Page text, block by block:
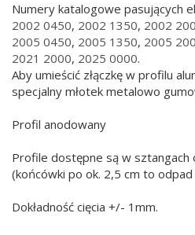
Numery katalogowe pasujących
2002 0450, 2002 1350, 2002
2005 0450, 2005 1350, 2005
2021 2000, 2025 0000.
Aby umieścić złączkę w profilu
specjalny młotek metalowo
Profil anodowany
Profile dostępne są w sztangach
(końcówki po ok. 2,5 cm to
Dokładność cięcia +/- 1mm.